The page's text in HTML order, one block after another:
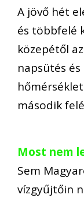
A jövő hét
és többfelé
közepétől
napsütés
második
Most nem
Sem
vízgyűjtőin